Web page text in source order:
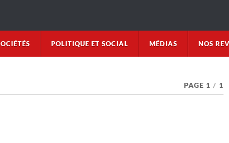
POLITIQUE ET SOCIAL MÉDIAS NOS
PAGE 1 / 1